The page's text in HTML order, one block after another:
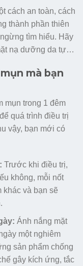
cách an toàn, cách
thành phần thiên
tìm hiểu. Hãy
nạ dưỡng da tự…
mà bạn
mụn trong 1 đêm
quá trình điều trị
vậy, bạn mới có
Trước khi điều trị,
không, mỗi nốt
khác và bạn sẽ
Ánh nắng mặt
một nghiêm
sản phẩm chống
gây kích ứng, tắc